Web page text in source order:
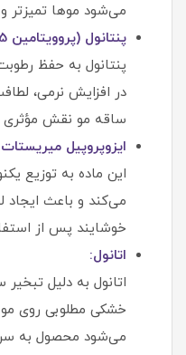
می‌شود موها تمیزتر
پنتانول (پروویتامین B5):
پنتانول به حفظ
در افزایش نرمی،
ساقه مو نقش مؤثری
ایزوپروپیل
این ماده به توزیع
می‌کند و باعث
خوشایند پس از
اتانول:
اتانول به دلیل
خشکی مطلوبی روی
می‌شود محصول به